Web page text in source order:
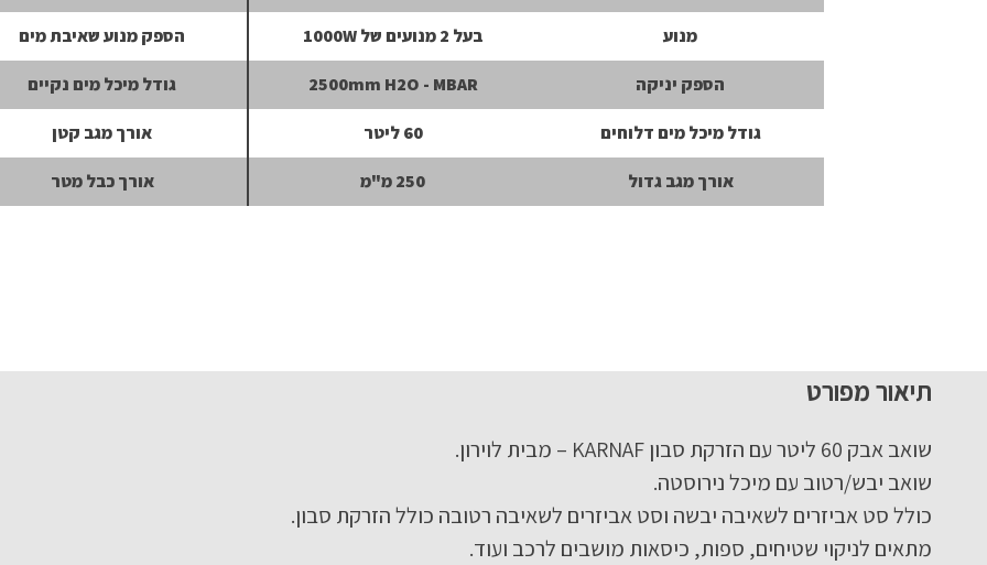
מנוע בעל 2 מנועים של 1000W הספק מנוע שאיבת מים
הספק יניקה 2500mm H2O - MBAR גודל מיכל מים נקיים
גודל מיכל מים דלוחים 60 ליטר אורך מגב קטן
אורך מגב גדול 250 מ"מ אורך כבל מטר
תיאור מפורט
שואב אבק 60 ליטר עם הזרקת סבון KARNAF – מבית לוירון.
שואב יבש/רטוב עם מיכל נירוסטה.
כולל סט אביזרים לשאיבה יבשה וסט אביזרים לשאיבה רטובה כולל הזרקת סבון.
מתאים לניקוי שטיחים, ספות, כיסאות מושבים לרכב ועוד.